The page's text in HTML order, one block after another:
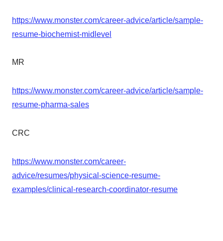
https://www.monster.com/career-advice/article/sample-
resume-biochemist-midlevel
MR
https://www.monster.com/career-advice/article/sample-
resume-pharma-sales
CRC
https://www.monster.com/career-
advice/resumes/physical-science-resume-
examples/clinical-research-coordinator-resume